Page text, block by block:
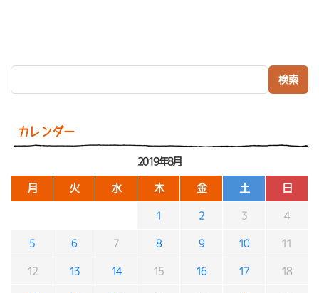
カレンダー
2019年8月
月 火 水 木 金 土 日
1 2 3 4
5 6 7 8 9 10 11
12 13 14 15 16 17 18